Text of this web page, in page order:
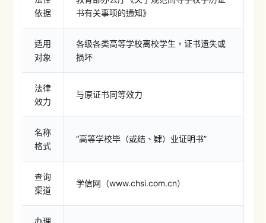
依据
书有关事项的通知》
适用
对象
各级各类高等学校离校学生，证书遗失或
损坏
法律
效力
与原证书同等效力
名称
格式
“高等学校毕（或结、肄）业证明书”
查询
渠道
学信网（www.chsi.com.cn）
办理